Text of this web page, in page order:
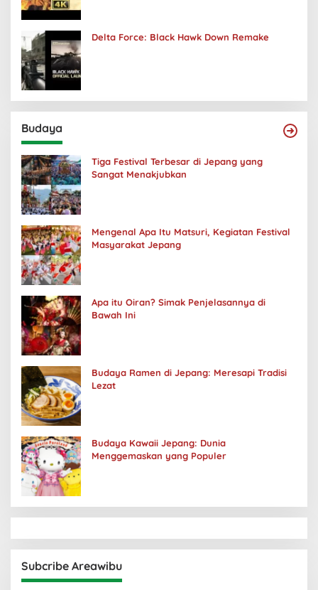
Delta Force: Black Hawk Down Remake
Budaya
Tiga Festival Terbesar di Jepang yang
Sangat Menakjubkan
Mengenal Apa Itu Matsuri, Kegiatan Festival
Masyarakat Jepang
Apa itu Oiran? Simak Penjelasannya di
Bawah Ini
Budaya Ramen di Jepang: Meresapi Tradisi
Lezat
Budaya Kawaii Jepang: Dunia
Menggemaskan yang Populer
Subcribe Areawibu